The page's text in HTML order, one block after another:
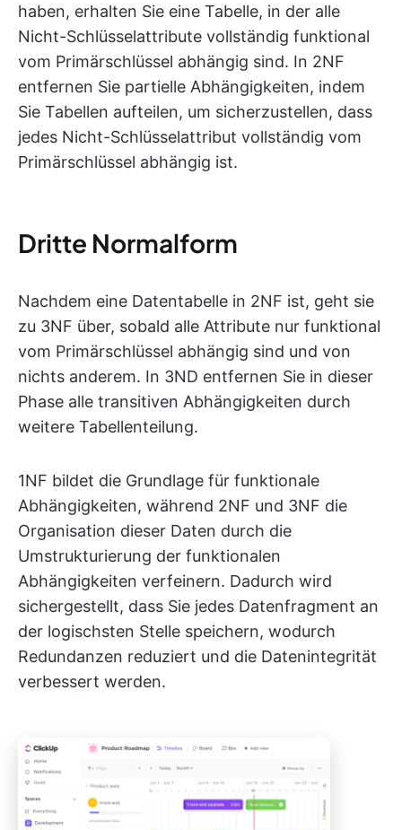
haben, erhalten Sie eine Tabelle, in der alle
Nicht-Schlüsselattribute vollständig funktional
vom Primärschlüssel abhängig sind. In 2NF
entfernen Sie partielle Abhängigkeiten, indem
Sie Tabellen aufteilen, um sicherzustellen, dass
jedes Nicht-Schlüsselattribut vollständig vom
Primärschlüssel abhängig ist.
Dritte Normalform
Nachdem eine Datentabelle in 2NF ist, geht sie
zu 3NF über, sobald alle Attribute nur funktional
vom Primärschlüssel abhängig sind und von
nichts anderem. In 3ND entfernen Sie in dieser
Phase alle transitiven Abhängigkeiten durch
weitere Tabellenteilung.
1NF bildet die Grundlage für funktionale
Abhängigkeiten, während 2NF und 3NF die
Organisation dieser Daten durch die
Umstrukturierung der funktionalen
Abhängigkeiten verfeinern. Dadurch wird
sichergestellt, dass Sie jedes Datenfragment an
der logischsten Stelle speichern, wodurch
Redundanzen reduziert und die Datenintegrität
verbessert werden.